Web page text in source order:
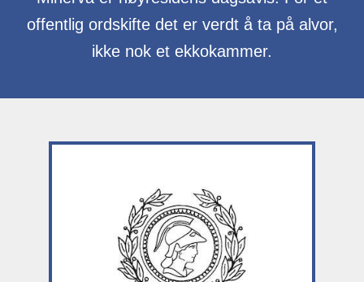
offentlig ordskifte det er verdt å ta på alvor,
ikke nok et ekkokammer.